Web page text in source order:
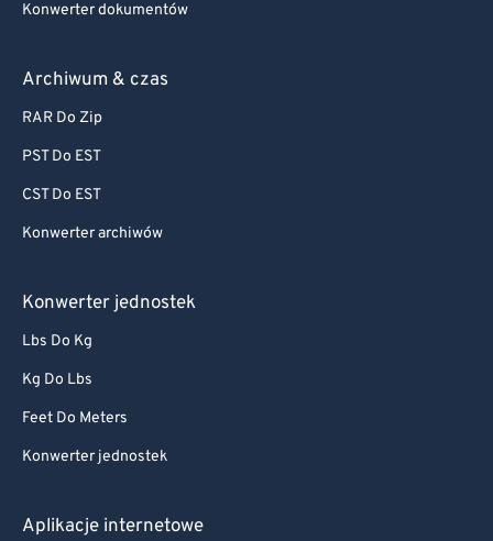
Konwerter dokumentów
Archiwum & czas
RAR Do Zip
PST Do EST
CST Do EST
Konwerter archiwów
Konwerter jednostek
Lbs Do Kg
Kg Do Lbs
Feet Do Meters
Konwerter jednostek
Aplikacje internetowe